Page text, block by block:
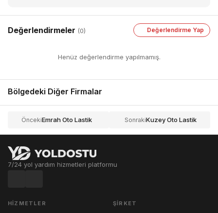
Değerlendirmeler (0) Değerlendirme Yap
Henüz değerlendirme yapılmamış.
Bölgedeki Diğer Firmalar
ÖncekiEmrah Oto Lastik SonrakiKuzey Oto Lastik
7/24 yol yardım hizmetleri platformu
HIZMETLER ŞIRKET